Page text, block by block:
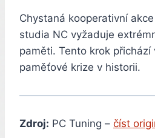
Chystaná kooperativní
studia NC vyžaduje
paměti. Tento krok
paměťové krize v historii.
Zdroj: PC Tuning – číst